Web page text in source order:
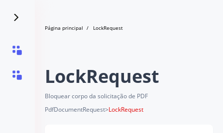
Página principal LockRequest
LockRequest
Bloquear corpo da solicitação de PDF
PdfDocumentRequest>LockRequest